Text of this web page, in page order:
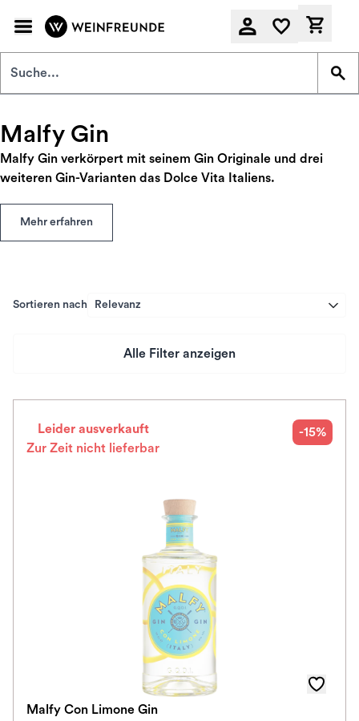
Malfy Gin
Malfy Gin verkörpert mit seinem Gin Originale und drei
weiteren Gin-Varianten das Dolce Vita Italiens.
Mehr erfahren
Sortieren nach Relevanz
Alle Filter anzeigen
Herkunftsland
Im Rewe Handel erhältlich
Leider ausverkauft
Zur Zeit nicht lieferbar
-15%
Malfy Con Limone Gin